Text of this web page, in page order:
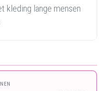
kleding lange mensen